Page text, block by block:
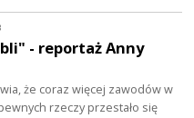
- reportaż Anny
że coraz więcej zawodów w
rzeczy przestało się